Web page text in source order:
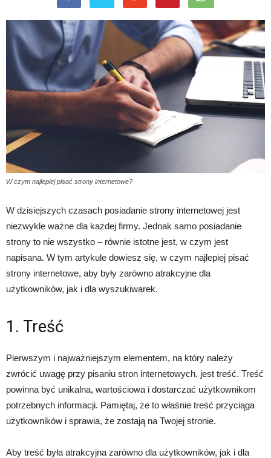
W czym najlepiej pisać strony internetowe?
W dzisiejszych czasach posiadanie strony internetowej jest
niezwykle ważne dla każdej firmy. Jednak samo posiadanie
strony to nie wszystko – równie istotne jest, w czym jest
napisana. W tym artykule dowiesz się, w czym najlepiej pisać
strony internetowe, aby były zarówno atrakcyjne dla
użytkowników, jak i dla wyszukiwarek.
1. Treść
Pierwszym i najważniejszym elementem, na który należy
zwrócić uwagę przy pisaniu stron internetowych, jest treść. Treść
powinna być unikalna, wartościowa i dostarczać użytkownikom
potrzebnych informacji. Pamiętaj, że to właśnie treść przyciąga
użytkowników i sprawia, że zostają na Twojej stronie.
Aby treść była atrakcyjna zarówno dla użytkowników, jak i dla